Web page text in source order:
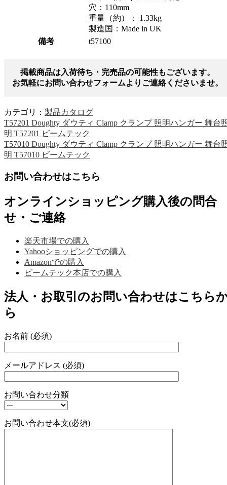
穴：110mm
重量（約）： 1.33kg
製造国：Made in UK
備考
t57100
掲載商品は入荷待ち・完売品の可能性もございます。
お気軽にお問い合わせフォームよりご連絡くださいませ。
カテゴリ： 製品カタログ
T57201 Doughty ダウティ Clamp クランプ 照明ハンガー 舞台
明 T57201 ビームテック
T57010 Doughty ダウティ Clamp クランプ 照明ハンガー 舞台
明 T57010 ビームテック
お問い合わせはこちら
オンラインショッピング購入後の問合
せ・ご連絡
楽天市場での購入
Yahooショッピングでの購入
Amazonでの購入
ビームテック本店での購入
法人・お取引のお問い合わせはこちら
ら
お名前 (必須)
メールアドレス (必須)
お問い合わせ分類
お問い合わせ本文(必須)